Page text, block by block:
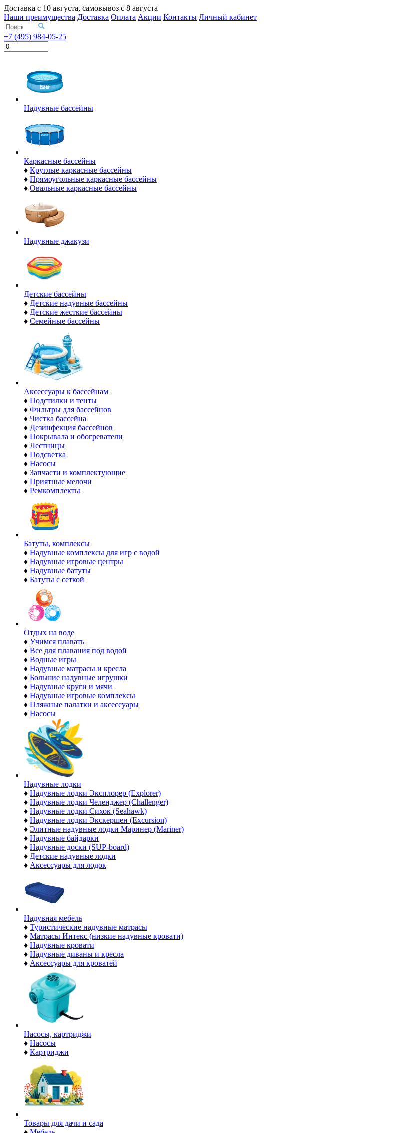
Доставка с 10 августа, самовывоз с 8 августа
Наши преимущества Доставка Оплата Акции Контакты Личный кабинет
+7 (495) 984-05-25
Надувные бассейны
Каркасные бассейны
♦ Круглые каркасные бассейны
♦ Прямоугольные каркасные бассейны
♦ Овальные каркасные бассейны
Надувные джакузи
Детские бассейны
♦ Детские надувные бассейны
♦ Детские жесткие бассейны
♦ Семейные бассейны
Аксессуары к бассейнам
♦ Подстилки и тенты
♦ Фильтры для бассейнов
♦ Чистка бассейна
♦ Дезинфекция бассейнов
♦ Покрывала и обогреватели
♦ Лестницы
♦ Подсветка
♦ Насосы
♦ Запчасти и комплектующие
♦ Приятные мелочи
♦ Ремкомплекты
Батуты, комплексы
♦ Надувные комплексы для игр с водой
♦ Надувные игровые центры
♦ Надувные батуты
♦ Батуты с сеткой
Отдых на воде
♦ Учимся плавать
♦ Все для плавания под водой
♦ Водные игры
♦ Надувные матрасы и кресла
♦ Большие надувные игрушки
♦ Надувные круги и мячи
♦ Надувные игровые комплексы
♦ Пляжные палатки и аксессуары
♦ Насосы
Надувные лодки
♦ Надувные лодки Эксплорер (Explorer)
♦ Надувные лодки Челенджер (Challenger)
♦ Надувные лодки Сихок (Seahawk)
♦ Надувные лодки Экскершен (Excursion)
♦ Элитные надувные лодки Маринер (Mariner)
♦ Надувные байдарки
♦ Надувные доски (SUP-board)
♦ Детские надувные лодки
♦ Аксессуары для лодок
Надувная мебель
♦ Туристические надувные матрасы
♦ Матрасы Интекс (низкие надувные кровати)
♦ Надувные кровати
♦ Надувные диваны и кресла
♦ Аксессуары для кроватей
Насосы, картриджи
♦ Насосы
♦ Картриджи
Товары для дачи и сада